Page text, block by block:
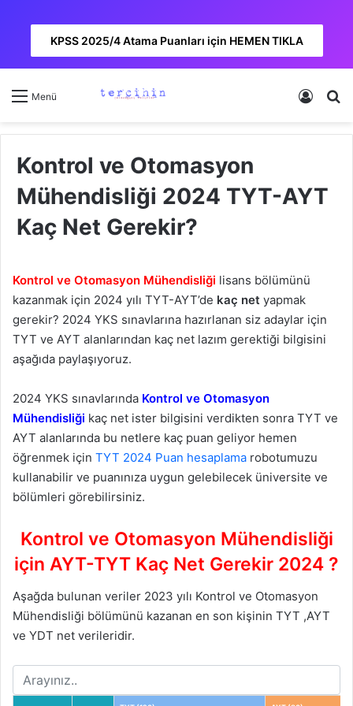
KPSS 2025/4 Atama Puanları için HEMEN TIKLA
Menü Kayıt
Kontrol ve Otomasyon
Mühendisliği 2024 TYT-AYT
Kaç Net Gerekir?
Kontrol ve Otomasyon Mühendisliği lisans bölümünü
kazanmak için 2024 yılı TYT-AYT’de kaç net yapmak
gerekir? 2024 YKS sınavlarına hazırlanan siz adaylar için
TYT ve AYT alanlarından kaç net lazım gerektiği bilgisini
aşağıda paylaşıyoruz.
2024 YKS sınavlarında Kontrol ve Otomasyon
Mühendisliği kaç net ister bilgisini verdikten sonra TYT ve
AYT alanlarında bu netlere kaç puan geliyor hemen
öğrenmek için TYT 2024 Puan hesaplama robotumuzu
kullanabilir ve puanınıza uygun gelebilecek üniversite ve
bölümleri görebilirsiniz.
Kontrol ve Otomasyon Mühendisliği
için AYT-TYT Kaç Net Gerekir 2024 ?
Aşağda bulunan veriler 2023 yılı Kontrol ve Otomasyon
Mühendisliği bölümünü kazanan en son kişinin TYT ,AYT
ve YDT net verileridir.